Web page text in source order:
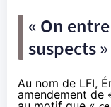
« On
suspects »
Au nom de LFI,
amendement de